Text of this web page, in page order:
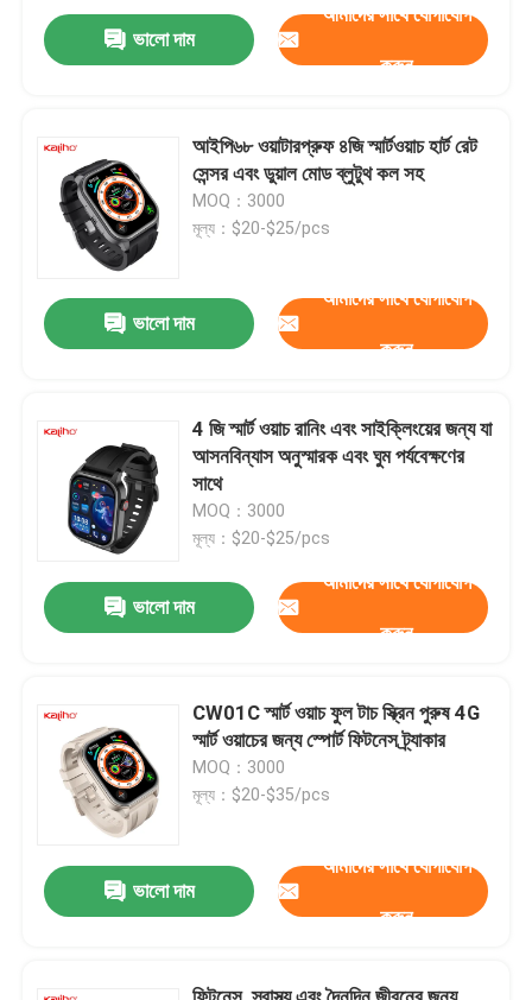
ভালো দাম
আমাদের সাথে যোগাযোগ
করুন
আইপি৬৮ ওয়াটারপ্রুফ ৪জি স্মার্টওয়াচ হার্ট রেট
সেন্সর এবং ডুয়াল মোড ব্লুটুথ কল সহ
MOQ：3000
মূল্য：$20-$25/pcs
ভালো দাম
আমাদের সাথে যোগাযোগ
করুন
4 জি স্মার্ট ওয়াচ রানিং এবং সাইক্লিংয়ের জন্য যা
আসনবিন্যাস অনুস্মারক এবং ঘুম পর্যবেক্ষণের
সাথে
MOQ：3000
মূল্য：$20-$25/pcs
ভালো দাম
আমাদের সাথে যোগাযোগ
করুন
CW01C স্মার্ট ওয়াচ ফুল টাচ স্ক্রিন পুরুষ 4G
স্মার্ট ওয়াচের জন্য স্পোর্ট ফিটনেস ট্র্যাকার
MOQ：3000
মূল্য：$20-$35/pcs
ভালো দাম
আমাদের সাথে যোগাযোগ
করুন